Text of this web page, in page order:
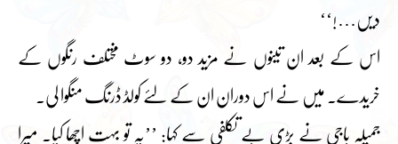
دیں…!‘‘
اس کے بعد ان تینوں نے مزید دو، دو سوٹ مختلف رنگوں کے
خریدے۔ میں نے اس دوران ان کے لئے کولڈ ڈرنگ منگوا لی۔
جمیلہ باجی نے بڑی بے تکلفی سے کہا: ’’یہ تو بہت اچھا کیا۔ میرا